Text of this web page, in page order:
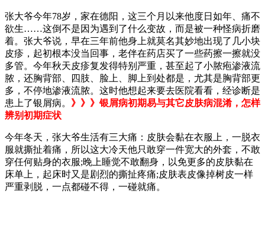
张大爷今年78岁，家在德阳，这三个月以来他度日如年、痛不
欲生……这倒不是因为遇到了什么变故，而是被一种怪病折磨
着。张大爷说，早在三年前他身上就莫名其妙地出现了几小块
皮疹，起初根本没当回事，老伴在药店买了一些药擦一擦就没
多管。今年秋天皮疹复发得特别严重，甚至起了小脓疱渗液流
脓，还胸背部、四肢、脸上、脚上到处都是，尤其是胸背部更
多，不停地渗液流脓。这时他想起来要去医院看看，经诊断是
患上了银屑病。 》》》银屑病初期易与其它皮肤病混淆，怎样
辨别初期症状
今年冬天，张大爷生活有三大痛：皮肤会黏在衣服上，一脱衣
服就撕扯着痛，所以这大冷天他只敢穿一件宽大的外套，不敢
穿任何贴身的衣服;晚上睡觉不敢翻身，以免更多的皮肤黏在
床单上，起床时又是剧烈的撕扯疼痛;皮肤表皮像掉树皮一样
严重剥脱，一点都碰不得，一碰就痛。